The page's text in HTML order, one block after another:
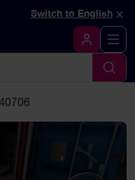
sida
Switch to English ×
Logga in
Sök